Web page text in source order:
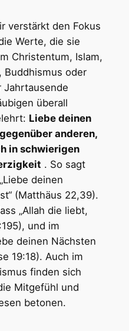
verstärkt den Fokus
Werte, die sie
Christentum, Islam,
Buddhismus oder
Jahrtausende
überall
Liebe deinen
anderen,
in schwierigen
. So sagt
deinen
(Matthäus 22,39).
„Allah die liebt,
und im
deinen Nächsten
19:18). Auch im
finden sich
Mitgefühl und
betonen.